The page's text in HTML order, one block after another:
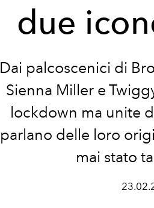
due
Dai palcoscenici di
Sienna Miller e
lockdown ma unite
parlano delle loro
mai stato